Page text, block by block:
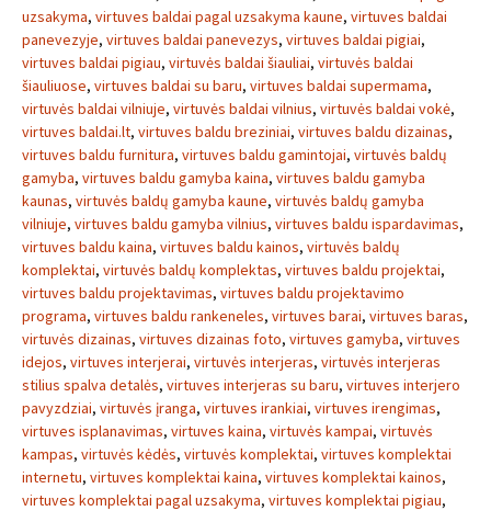
uzsakyma, virtuves baldai pagal uzsakyma kaune, virtuves baldai
panevezyje, virtuves baldai panevezys, virtuves baldai pigiai,
virtuves baldai pigiau, virtuvės baldai šiauliai, virtuvės baldai
šiauliuose, virtuves baldai su baru, virtuves baldai supermama,
virtuvės baldai vilniuje, virtuvės baldai vilnius, virtuvės baldai vokė,
virtuves baldai.lt, virtuves baldu breziniai, virtuves baldu dizainas,
virtuves baldu furnitura, virtuves baldu gamintojai, virtuvės baldų
gamyba, virtuves baldu gamyba kaina, virtuves baldu gamyba
kaunas, virtuvės baldų gamyba kaune, virtuvės baldų gamyba
vilniuje, virtuves baldu gamyba vilnius, virtuves baldu ispardavimas,
virtuves baldu kaina, virtuves baldu kainos, virtuvės baldų
komplektai, virtuvės baldų komplektas, virtuves baldu projektai,
virtuves baldu projektavimas, virtuves baldu projektavimo
programa, virtuves baldu rankeneles, virtuves barai, virtuves baras,
virtuvės dizainas, virtuves dizainas foto, virtuves gamyba, virtuves
idejos, virtuves interjerai, virtuvės interjeras, virtuvės interjeras
stilius spalva detalės, virtuves interjeras su baru, virtuves interjero
pavyzdziai, virtuvės įranga, virtuves irankiai, virtuves irengimas,
virtuves isplanavimas, virtuves kaina, virtuvės kampai, virtuvės
kampas, virtuvės kėdės, virtuvės komplektai, virtuves komplektai
internetu, virtuves komplektai kaina, virtuves komplektai kainos,
virtuves komplektai pagal uzsakyma, virtuves komplektai pigiau,